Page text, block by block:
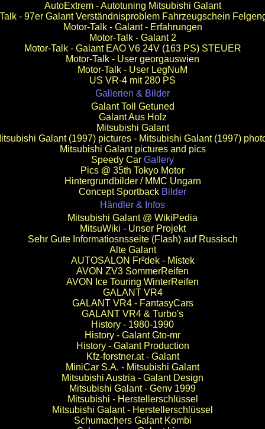
AutoExtrem - Autotuning Mitsubishi Galant
- 97er Galant Verständnisproblem Fahrzeugschein
Motor-Talk - Galant - Erfahrungen
Motor-Talk - Galant 2
Motor-Talk - Galant EAO V6 24V (163 PS) STEUER
Motor-Talk - User georgauswien
Motor-Talk - User LegNuM
US VR-4 mit 280 PS
Gallerien & Bilder
Galant Toll
Getuned
Galant Aus Holz
Mitsubishi Galant
Galant (1997) pictures - Mitsubishi Galant (1997)
Mitsubishi Galant pictures and pics
Speedy Car Gallery
Pics @ 35th Tokyo Motor
Hintergrundbilder / MMC Ungarn
Concept Sportback Bilder
Händler & Infos
Mitsubishi Galant @ WikiPedia
MitsuWiki - Unser Projekt
Sehr Gute Informatiosnsseite (Flash) auf Russisch
Alte Galant
AUTOSALON Fr²dek - Místek
AVON ZV3 SommerReifen
AVON Ice Touring WinterReifen
GALANT VR4
GALANT VR4 - FantasyCars
GALANT VR4 & Turbo's
History - 1980-1990
History - Galant Gto-mr
History - Galant Production
Kfz-forstner.at - Galant
MiniCar S.A. - Mitsubishi Galant
Mitsubishi Austria - Galant Design
Mitsubishi Galant - Genv 1999
Mitsubishi - Herstellerschlüssel
Mitsubishi Galant - Herstellerschlüssel
Schumachers Galant Kombi